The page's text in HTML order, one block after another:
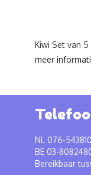
Kiwi Set van
meer
NL 076-
BE 03-
Bereikbaar